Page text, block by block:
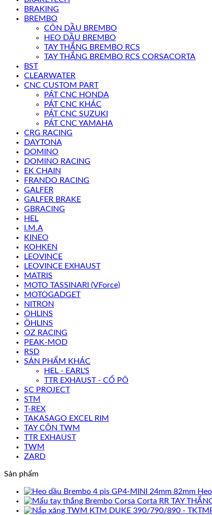
BRAKING
BREMBO
CÔN DẦU BREMBO
HEO DẦU BREMBO
TAY THẮNG BREMBO RCS
TAY THẮNG BREMBO RCS CORSACORTA
BST
CLEARWATER
CNC CUSTOM PART
PÁT CNC HONDA
PÁT CNC KHÁC
PÁT CNC SUZUKI
PÁT CNC YAMAHA
CRG RACING
DAYTONA
DOMINO
DOMINO RACING
EK CHAIN
FRANDO RACING
GALFER
GALFER BRAKE
GBRACING
HEL
I.M.A
KINEO
KOHKEN
LEOVINCE
LEOVINCE EXHAUST
MATRIS
MOTO TASSINARI (VForce)
MOTOGADGET
NITRON
OHLINS
ÖHLINS
OZ RACING
PEAK-MOD
RSD
SẢN PHẨM KHÁC
HEL - EARL'S
TTR EXHAUST - CỔ PÔ
SC PROJECT
STM
T-REX
TAKASAGO EXCEL RIM
TAY CÔN TWM
TTR EXHAUST
TWM
ZARD
Sản phẩm
TAY